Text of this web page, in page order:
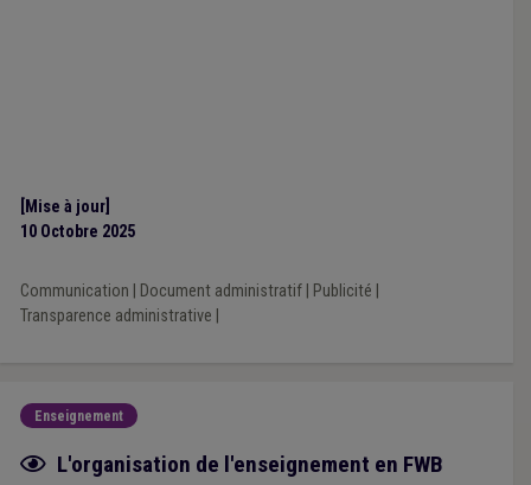
[Mise à jour]
10 Octobre 2025
Communication Document administratif| Publicité
Transparence administrative
Enseignement
Fiche focus
L'organisation de l'enseignement en FWB